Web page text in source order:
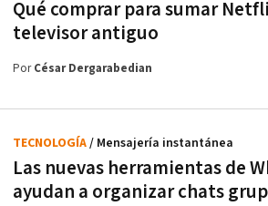
Qué comprar para sumar
televisor antiguo
PorCésar Dergarabedian
Las nuevas herramientas de
ayudan a organizar chats
TECNOLOGÍA/ Mensajería instantánea